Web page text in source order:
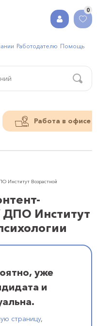
0
Работодателю Помощь
Работа в офисе
Институт Возрастной
ДПО Институт
уже
и
страницу,